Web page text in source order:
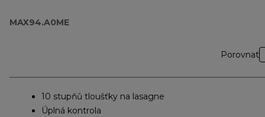
MAX94.A0ME
Porovnat
10 stupňů tloušťky na lasagne
Úplná kontrola